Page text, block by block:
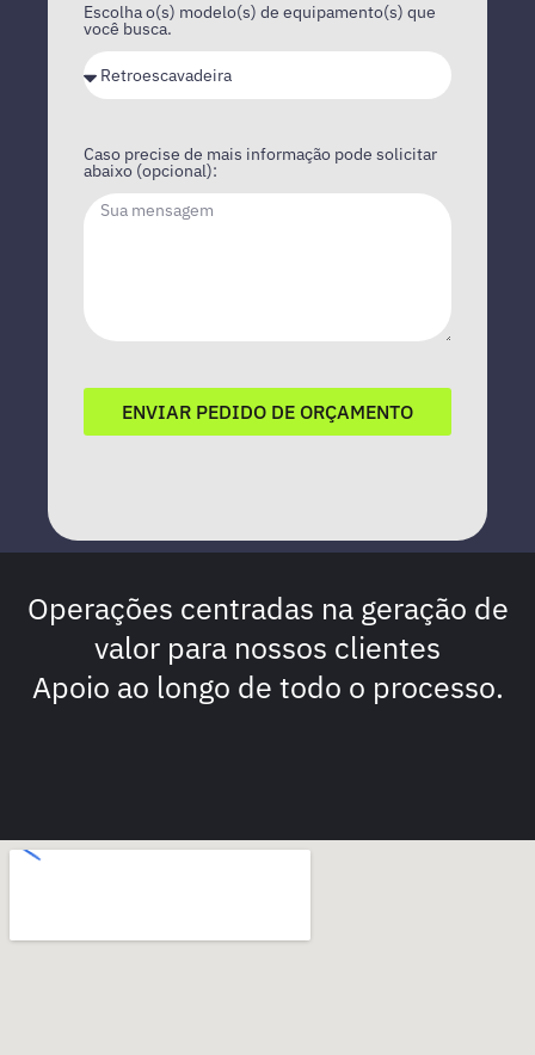
Escolha o(s) modelo(s) de equipamento(s) que
você busca.
Caso precise de mais informação pode solicitar
abaixo (opcional):
ENVIAR PEDIDO DE ORÇAMENTO
Operações centradas na geração de
valor para nossos clientes
Apoio ao longo de todo o processo.